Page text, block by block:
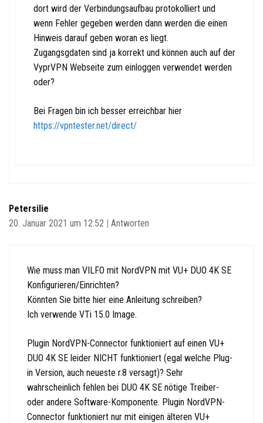
dort wird der Verbindungsaufbau protokolliert und
wenn Fehler gegeben werden dann werden die einen
Hinweis darauf geben woran es liegt.
Zugangsgdaten sind ja korrekt und können auch auf der
VyprVPN Webseite zum einloggen verwendet werden
oder?
Bei Fragen bin ich besser erreichbar hier
https://vpntester.net/direct/
Petersilie
20. Januar 2021 um 12:52 | Antworten
Wie muss man VILFO mit NordVPN mit VU+ DUO 4K SE
Konfigurieren/Einrichten?
Könnten Sie bitte hier eine Anleitung schreiben?
Ich verwende VTi 15.0 Image.
Plugin NordVPN-Connector funktioniert auf einen VU+
DUO 4K SE leider NICHT funktioniert (egal welche Plug-
in Version, auch neueste r.8 versagt)? Sehr
wahrscheinlich fehlen bei DUO 4K SE nötige Treiber-
oder andere Software-Komponente. Plugin NordVPN-
Connector funktioniert nur mit einigen älteren VU+